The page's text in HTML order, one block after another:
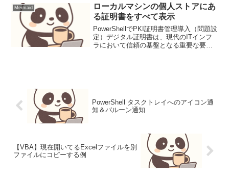
Intune...
Mermaid
ローカルマシンの個人ストアにあ
る証明書をすべて表示
PowerShellでPKI証明書管理導入（問題設
定）デジタル証明書は、現代のITインフ
ラにおいて信頼の基盤となる重要な要素
PowerShell タスクトレイへのアイコン通
知＆バルーン通知
【VBA】現在開いてるExcelファイルを別
ファイルにコピーする例